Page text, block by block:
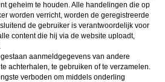
geheim te houden. Alle handelingen die op
worden verricht, worden de geregistreerde
de gebruiker is verantwoordelijk voor
content die hij via de website uploadt,
aanmeldgegevens van andere
achterhalen, te gebruiken of te verzamelen.
verboden om middels onderling